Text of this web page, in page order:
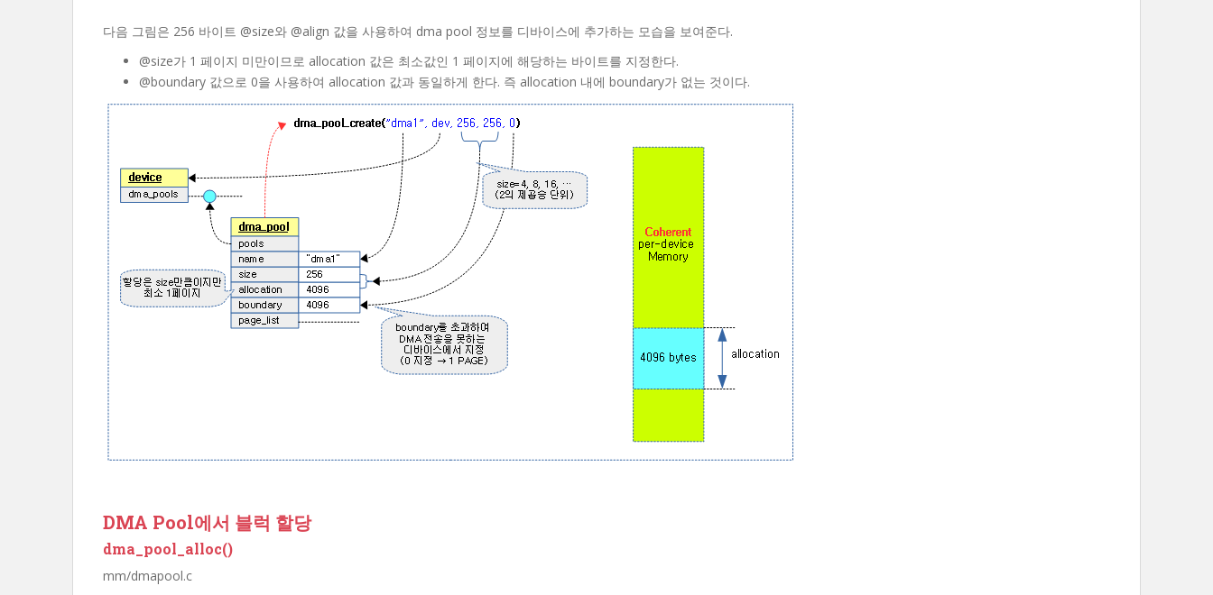
다음 그림은 256 바이트 @size와 @align 값을 사용하여 dma pool 정보를 디바이스에 추가하는 모습을 보여준다.
@size가 1 페이지 미만이므로 allocation 값은 최소값인 1 페이지에 해당하는 바이트를 지정한다.
@boundary 값으로 0을 사용하여 allocation 값과 동일하게 한다. 즉 allocation 내에 boundary가 없는 것이다.
DMA Pool에서 블럭 할당
dma_pool_alloc()
mm/dmapool.c